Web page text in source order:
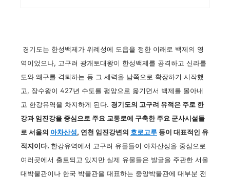
경기도는 한성백제가 위례성에 도읍을 정한 이래로 백제의 영
역이었으나, 고구려 광개토대왕이 한성백제를 공격하고 신라를
도와 왜구를 격퇴하는 등 그 세력을 남쪽으로 확장하기 시작했
고, 장수왕이 427년 수도를 평양으로 옮기면서 백제를 몰아내
고 한강유역을 차지하게 된다. 경기도의 고구려 유적은 주로 한
강과 임진강을 중심으로 주요 교통로에 구축한 주요 군사시설들
로 서울의 아차산성, 연천 임진강변의 호로고루 등이 대표적인 유
적지이다. 한강유역에서 고구려 유물들이 아차산성을 중심으로
여러곳에서 출토되고 있지만 실제 유물들은 발굴을 주관한 서울
대박물관이나 한국 박물관을 대표하는 중앙박물관에 대부분 전